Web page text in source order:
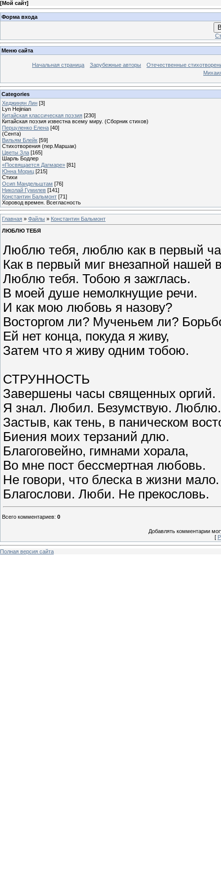
[Мой сайт]
Форма входа
Меню сайта
Начальная страница Зарубежные авторы
Отечественные
Categories
Хеджинян Лин [3]
Lyn Hejinian
Китайская классическая поэзия [230]
Китайская поэзия известна всему миру. (Сборник стихов)
Перцуленко Елена [40]
(Сента)
Вильям Блейк [59]
Стихотворения (пер.Маршак)
Цветы Зла [165]
Шарль Бодлер
«Посвящается Дагмаре» [81]
Юнна Мориц [215]
Стихи
Осип Мандельштам [76]
Николай Гумилев [141]
Константин Бальмонт [71]
Хоровод времен. Всегласность
Главная » Файлы » Константин Бальмонт
ЛЮБЛЮ ТЕБЯ
Люблю тебя, люблю как в первый
Как в первый миг внезапной нашей
Люблю тебя. Тобою я зажглась.
В моей душе немолкнущие речи.
И как мою любовь я назову?
Восторгом ли? Мученьем ли?
Ей нет конца, покуда я живу,
Затем что я живу одним тобою.
СТРУННОСТЬ
Завершены часы священных оргий.
Я знал. Любил. Безумствую. Люблю.
Застыв, как тень, в паническом
Биения моих терзаний длю.
Благоговейно, гимнами хорала,
Во мне пост бессмертная любовь.
Не говори, что блеска в жизни мало.
Благослови. Люби. Не прекословь.
Всего комментариев: 0
Добавлять комментарии
[
Полная версия сайта